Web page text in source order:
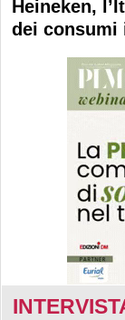
Heineken,
dei consumi